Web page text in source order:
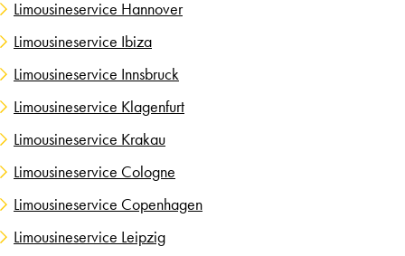
Limousineservice Hannover
Limousineservice Ibiza
Limousineservice Innsbruck
Limousineservice Klagenfurt
Limousineservice Krakau
Limousineservice Cologne
Limousineservice Copenhagen
Limousineservice Leipzig